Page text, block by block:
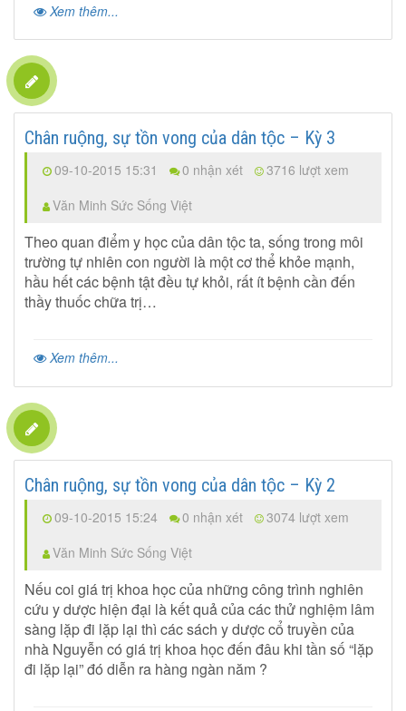
Xem thêm...
Chân ruộng, sự tồn vong của dân tộc – Kỳ 3
09-10-2015 15:31 0 nhận xét
3716 lượt xem
Văn Minh Sức Sống Việt
Theo quan điểm y học của dân tộc ta, sống trong môi
trường tự nhiên con người là một cơ thể khỏe mạnh,
hầu hết các bệnh tật đều tự khỏi, rất ít bệnh cần đến
thầy thuốc chữa trị…
Xem thêm...
Chân ruộng, sự tồn vong của dân tộc – Kỳ 2
09-10-2015 15:24 0 nhận xét
3074 lượt xem
Văn Minh Sức Sống Việt
Nếu coi giá trị khoa học của những công trình nghiên
cứu y dược hiện đại là kết quả của các thử nghiệm lâm
sàng lặp đi lặp lại thì các sách y dược cổ truyền của
nhà Nguyễn có giá trị khoa học đến đâu khi tần số “lặp
đi lặp lại” đó diễn ra hàng ngàn năm ?